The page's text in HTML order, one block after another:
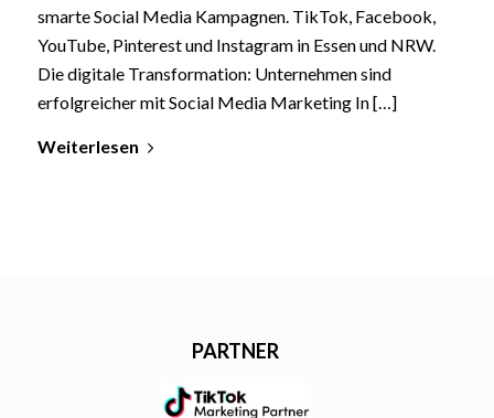
smarte Social Media Kampagnen. TikTok, Facebook,
YouTube, Pinterest und Instagram in Essen und NRW.
Die digitale Transformation: Unternehmen sind
erfolgreicher mit Social Media Marketing In […]
Weiterlesen
PARTNER